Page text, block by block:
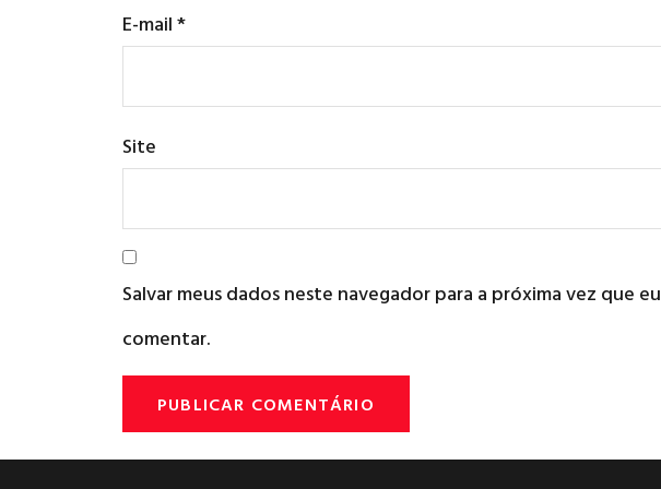
E-mail*
Site
Salvar meus dados neste navegador para a próxima vez que eu
comentar.